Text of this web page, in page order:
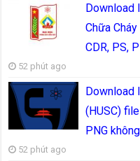
Download
Chữa
CDR, PS,
52 phút ago
Download
(HUSC)
PNG
52 phút ago